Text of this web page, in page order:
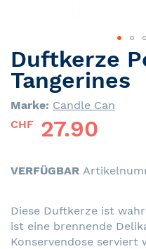
Skip
to
the
beginning
the
gallery
Duftkerze
Tangerines
Marke: Candle Can
CHF 27.90
VERFÜGBAR
Diese Duftkerze ist
ist eine brennende
Konservendose serviert